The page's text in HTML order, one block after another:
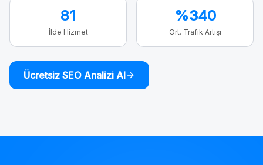
81
İlde Hizmet
%340
Ort. Trafik Artışı
Ücretsiz SEO Analizi Al